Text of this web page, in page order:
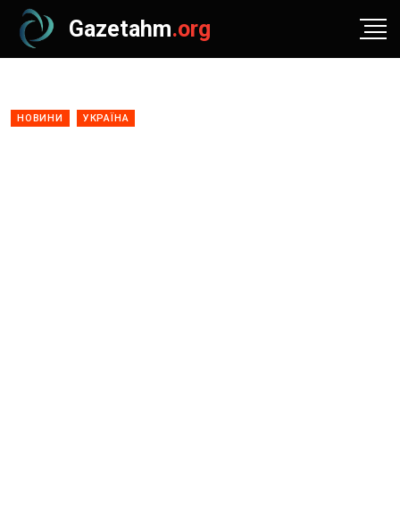
Gazetahm.org
НОВИНИ УКРАЇНА